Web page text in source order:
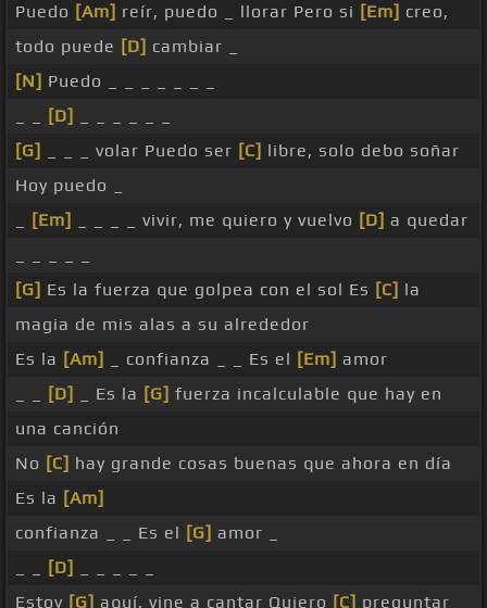
Puedo [Am] reír, puedo _ llorar Pero si [Em] creo,
todo puede [D] cambiar _
[N] Puedo _ _ _ _ _ _ _
[D]
[G]
_ _ _ volar Puedo ser [C] libre, solo debo soñar
Hoy puedo _
[Em] _ _ _ _ vivir, me quiero y vuelvo [D] a quedar
[G] Es la fuerza que golpea con el sol Es [C] la
magia de mis alas a su alrededor
Es la [Am] _ confianza _ _ Es el [Em] amor
[D] _ Es la [G] fuerza incalculable que hay en
una canción
No [C] hay grande cosas buenas que ahora en día
Es la [Am]
confianza _ _ Es el [G] amor _
[D]
Estoy [G] aquí, vine a cantar Quiero [C] preguntar